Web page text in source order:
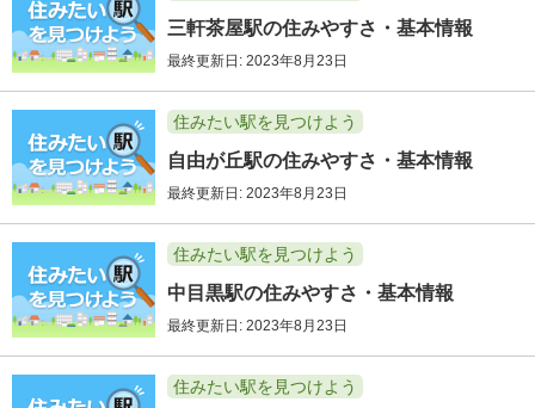
三軒茶屋駅の住みやすさ・基本情報
最終更新日: 2023年8月23日
住みたい駅を見つけよう
自由が丘駅の住みやすさ・基本情報
最終更新日: 2023年8月23日
住みたい駅を見つけよう
中目黒駅の住みやすさ・基本情報
最終更新日: 2023年8月23日
住みたい駅を見つけよう